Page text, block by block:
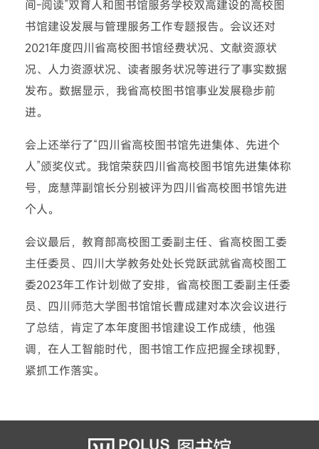
间-阅读”双育人和图书馆服务学校双高建设的高校图
书馆建设发展与管理服务工作专题报告。会议还对
2021年度四川省高校图书馆经费状况、文献资源状
况、人力资源状况、读者服务状况等进行了事实数据
发布。数据显示，我省高校图书馆事业发展稳步前
进。
会上还举行了“四川省高校图书馆先进集体、先进个
人”颁奖仪式。我馆荣获四川省高校图书馆先进集体称
号，庞慧萍副馆长分别被评为四川省高校图书馆先进
个人。
会议最后，教育部高校图工委副主任、省高校图工委
主任委员、四川大学教务处处长党跃武就省高校图工
委2023年工作计划做了安排，省高校图工委副主任委
员、四川师范大学图书馆馆长曹成建对本次会议进行
了总结，肯定了本年度图书馆建设工作成绩，他强
调，在人工智能时代，图书馆工作应把握全球视野，
紧抓工作落实。